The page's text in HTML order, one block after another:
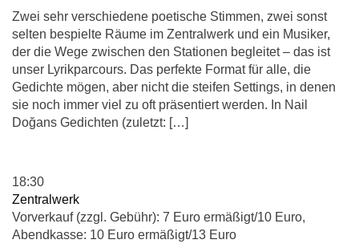
Zwei sehr verschiedene poetische Stimmen, zwei sonst
selten bespielte Räume im Zentralwerk und ein Musiker,
der die Wege zwischen den Stationen begleitet – das ist
unser Lyrikparcours. Das perfekte Format für alle, die
Gedichte mögen, aber nicht die steifen Settings, in denen
sie noch immer viel zu oft präsentiert werden. In Nail
Doğans Gedichten (zuletzt: […]
18:30
Zentralwerk
Vorverkauf (zzgl. Gebühr): 7 Euro ermäßigt/10 Euro,
Abendkasse: 10 Euro ermäßigt/13 Euro